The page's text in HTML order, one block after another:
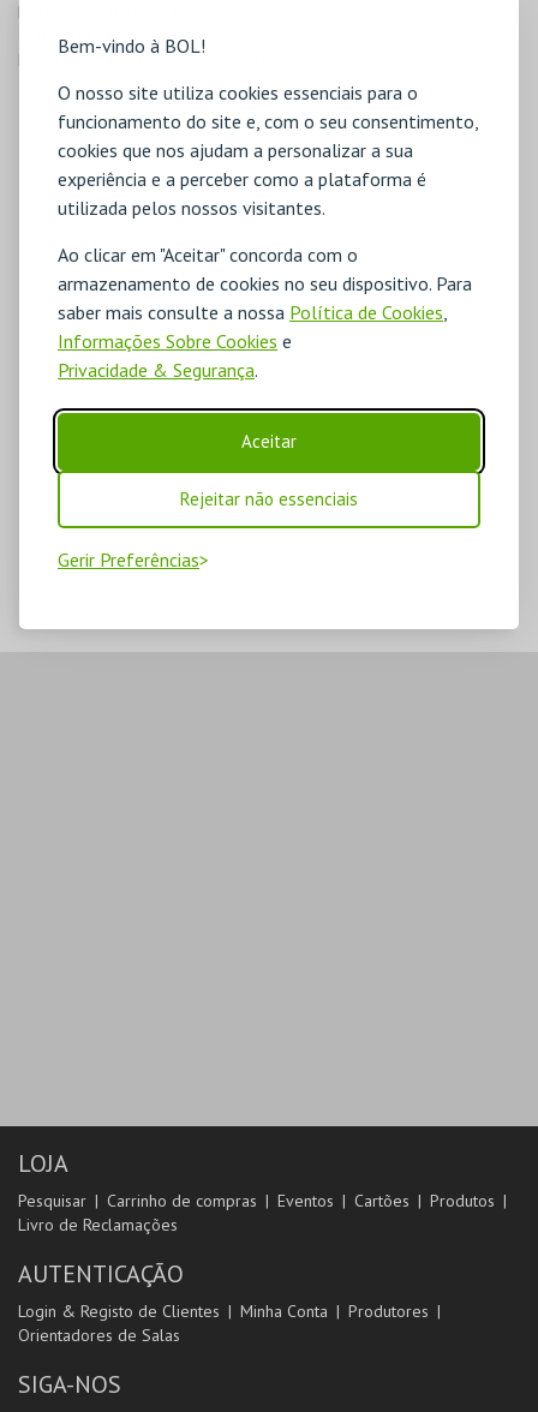
Bem-vindo à BOL!
O nosso site utiliza cookies essenciais para o
funcionamento do site e, com o seu consentimento,
cookies que nos ajudam a personalizar a sua
experiência e a perceber como a plataforma é
utilizada pelos nossos visitantes.
Ao clicar em "Aceitar" concorda com o
armazenamento de cookies no seu dispositivo. Para
saber mais consulte a nossa Política de Cookies,
Informações Sobre Cookies e
Privacidade & Segurança.
Aceitar
Rejeitar não essenciais
Gerir Preferências
Herdade da Badoca, Apartado 170
7501-909 Vila Nova de Santo André
Direcções para Badoca Safari Park
LOJA
Pesquisar Carrinho de compras Eventos Cartões
Produtos
Livro de Reclamações
AUTENTICAÇÃO
Login & Registo de Clientes Minha Conta
Produtores
Orientadores de Salas
SIGA-NOS